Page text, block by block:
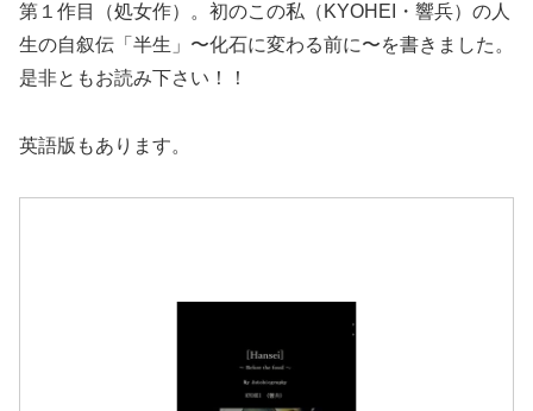
第１作目（処女作）。初のこの私（KYOHEI・響兵）の人
生の自叙伝「半生」〜化石に変わる前に〜を書きました。
是非ともお読み下さい！！
英語版もあります。